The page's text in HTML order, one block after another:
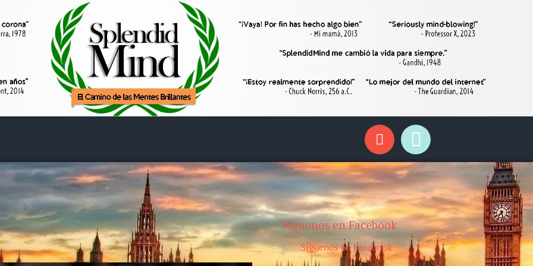
Síguenos en Facebook
Síguenos en Facebook